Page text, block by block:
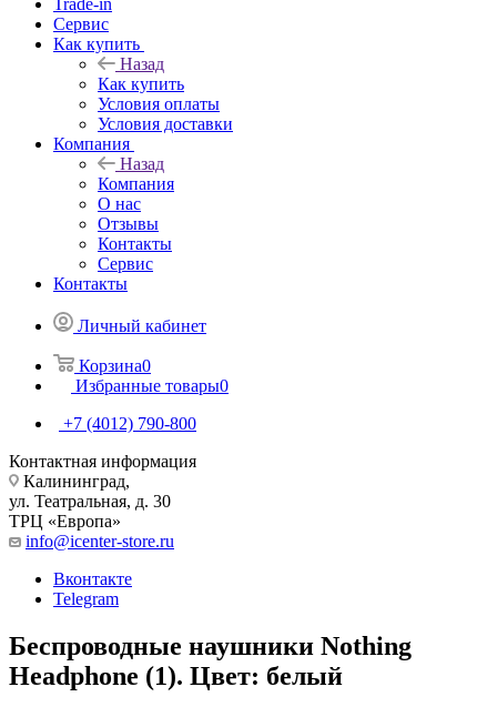
Trade-in
Сервис
Как купить
Назад
Как купить
Условия оплаты
Условия доставки
Компания
Назад
Компания
О нас
Отзывы
Контакты
Сервис
Контакты
Личный кабинет
Корзина0
Избранные товары0
+7 (4012) 790-800
Контактная информация
Калининград,
ул. Театральная, д. 30
ТРЦ «Европа»
info@icenter-store.ru
Вконтакте
Telegram
Беспроводные наушники Nothing
Headphone (1). Цвет: белый